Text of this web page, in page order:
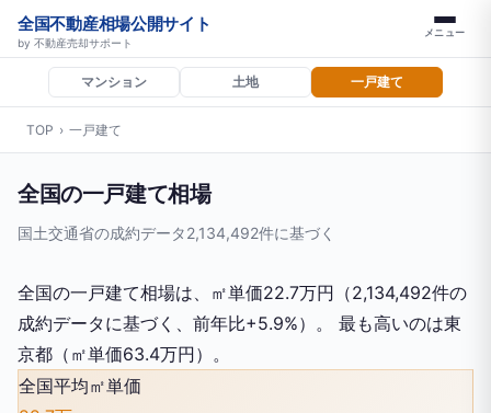
全国不動産相場公開サイト
by 不動産売却サポート
メニュー
マンション 土地 一戸建て
TOP › 一戸建て
全国の一戸建て相場
国土交通省の成約データ2,134,492件に基づく
全国の一戸建て相場は、㎡単価22.7万円（2,134,492件の
成約データに基づく、前年比+5.9%）。 最も高いのは東
京都（㎡単価63.4万円）。
全国平均㎡単価